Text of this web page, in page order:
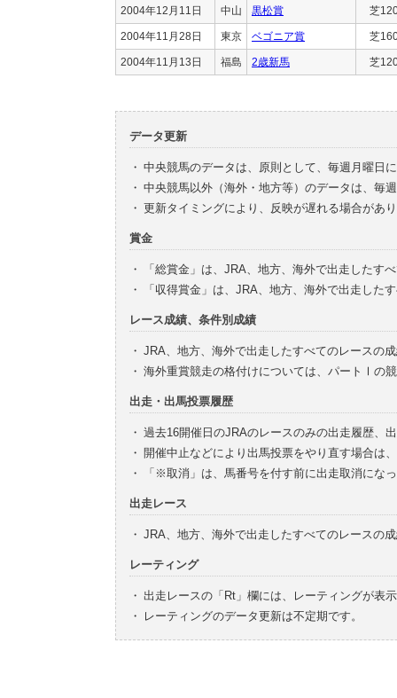
2004年12月11日 中山 黒松賞 芝
2004年11月28日 東京 ベゴニア賞 芝
2004年11月13日 福島 2歳新馬 芝
データ更新
・ 中央競馬のデータは、原則として、毎週月曜日
・ 中央競馬以外（海外・地方等）のデータは、毎
・ 更新タイミングにより、反映が遅れる場合があ
賞金
・
「総賞金」は、JRA、地方、海外で出走したす
・
「収得賞金」は、JRA、地方、海外で出走した
レース成績、条件別成績
・ JRA、地方、海外で出走したすべてのレースの
・ 海外重賞競走の格付けについては、パートⅠの
出走・出馬投票履歴
・ 過去16開催日のJRAのレースのみの出走履歴、
・ 開催中止などにより出馬投票をやり直す場合は
・
「※取消」は、馬番号を付す前に出走取消にな
出走レース
・ JRA、地方、海外で出走したすべてのレースの
レーティング
・ 出走レースの「Rt」欄には、レーティングが表
・
レーティングのデータ更新は不定期です。